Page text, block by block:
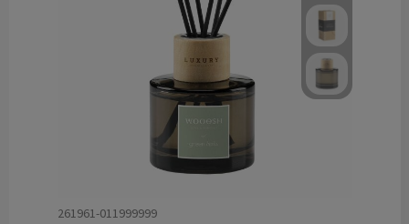
261961-011999999